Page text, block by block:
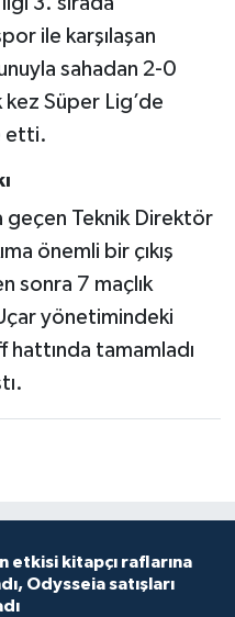
ile karşılaşan
sahadan 2-0
kez Süper Lig’de
etti.
geçen Teknik Direktör
önemli bir çıkış
sonra 7 maçlık
yönetimindeki
tamamladı
etkisi kitapçı raflarına
Odysseia satışları